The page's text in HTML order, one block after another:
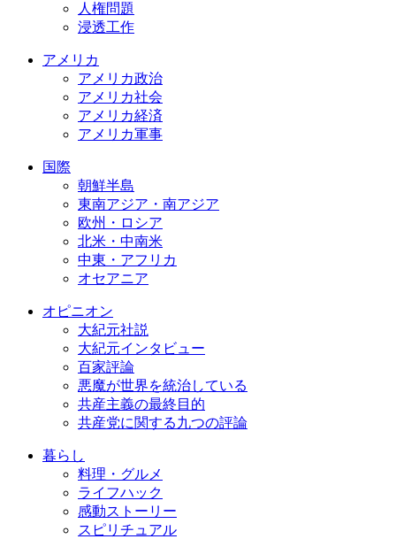
人権問題
浸透工作
アメリカ
アメリカ政治
アメリカ社会
アメリカ経済
アメリカ軍事
国際
朝鮮半島
東南アジア・南アジア
欧州・ロシア
北米・中南米
中東・アフリカ
オセアニア
オピニオン
大紀元社説
大紀元インタビュー
百家評論
悪魔が世界を統治している
共産主義の最終目的
共産党に関する九つの評論
暮らし
料理・グルメ
ライフハック
感動ストーリー
スピリチュアル